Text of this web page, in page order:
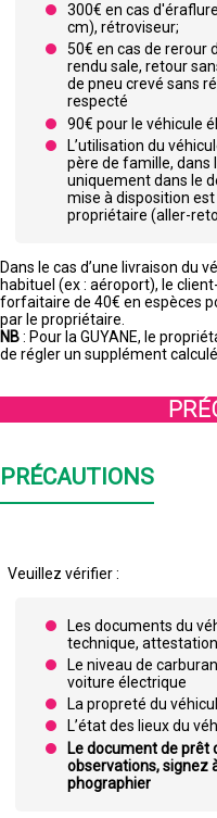
300€ en cas
cm), rétroviseur;
50€ en cas de rerour
rendu sale, retour
de pneu crevé sans
respecté
90€ pour le véhicule
L’utilisation du
père de famille, dans
uniquement dans le
mise à disposition
propriétaire (aller-
Dans le cas d’une livraison du
habituel (ex : aéroport), le
forfaitaire de 40€ en espèces
par le propriétaire.
NB: Pour la GUYANE, le
de régler un supplément
PRÉCAUTIONS
Veuillez vérifier :
Les documents du
technique,
Le niveau de
voiture électrique
La propreté du
L’état des lieux du
Le document de prêt
observations, signez
phographier